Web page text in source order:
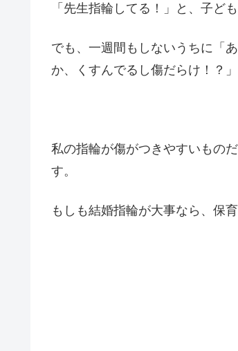
「先生指輪してる！」と、子ど
でも、一週間もしないうちに「
か、くすんでるし傷だらけ！？
私の指輪が傷がつきやすいもの
す。
もしも結婚指輪が大事なら、保